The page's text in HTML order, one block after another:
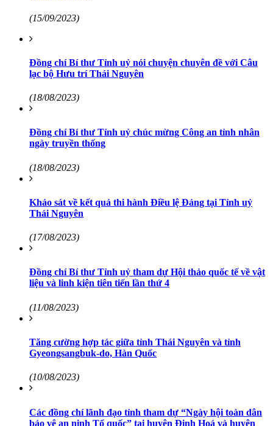
(15/09/2023)
Đồng chí Bí thư Tỉnh uỷ nói chuyện chuyên đề với Câu
lạc bộ Hưu trí Thái Nguyên
(18/08/2023)
Đồng chí Bí thư Tỉnh uỷ chúc mừng Công an tỉnh nhân
ngày truyền thống
(18/08/2023)
Khảo sát về kết quả thi hành Điều lệ Đảng tại Tỉnh uỷ
Thái Nguyên
(17/08/2023)
Đồng chí Bí thư Tỉnh uỷ tham dự Hội thảo quốc tế về vật
liệu và linh kiện tiên tiến lần thứ 4
(11/08/2023)
Tăng cường hợp tác giữa tỉnh Thái Nguyên và tỉnh
Gyeongsangbuk-do, Hàn Quốc
(10/08/2023)
Các đồng chí lãnh đạo tỉnh tham dự “Ngày hội toàn dân
bảo vệ an ninh Tổ quốc” tại huyện Định Hoá và huyện